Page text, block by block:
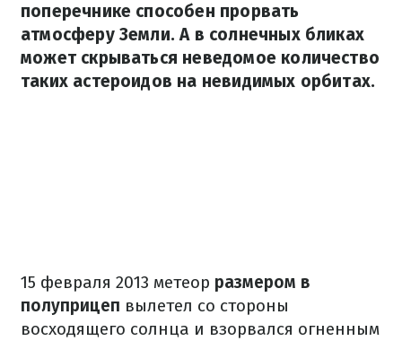
поперечнике способен прорвать
атмосферу Земли. А в солнечных бликах
может скрываться неведомое количество
таких астероидов на невидимых орбитах.
15 февраля 2013 метеор размером в
полуприцеп вылетел со стороны
восходящего солнца и взорвался огненным